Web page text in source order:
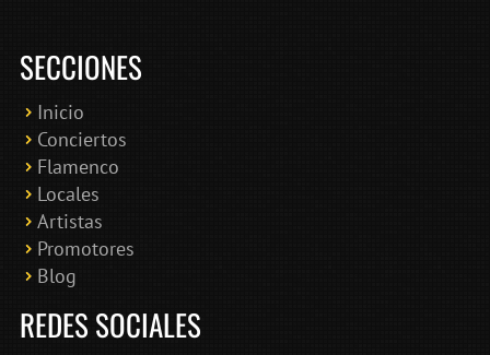
SECCIONES
Inicio
Conciertos
Flamenco
Locales
Artistas
Promotores
Blog
REDES SOCIALES